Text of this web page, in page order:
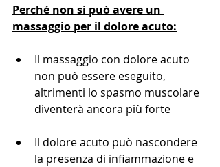
Perché non si può avere un
massaggio per il dolore acuto:
Il massaggio con dolore acuto
non può essere eseguito,
altrimenti lo spasmo muscolare
diventerà ancora più forte
Il dolore acuto può nascondere
la presenza di infiammazione e